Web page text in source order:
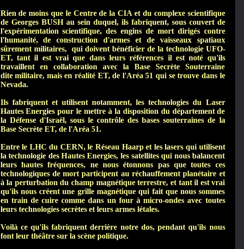
Rien de moins que le Centre de la CIA et du complexe scientifique
de Georges BUSH au sein duquel, ils fabriquent, sous couvert de
l'expérimentation scientifique, des engins de mort dirigés contre
l'humanité, de construction d'armes et de vaisseaux spatiaux
sûrement militaires, qui doivent bénéficier de la technologie UFO-
ET, tant il est vrai que dans leurs références il est noté qu'ils
travaillent en collaboration avec la Base Secrète Souterraine
dite militaire, mais en réalité ET, de l'Aréa 51 qui se trouve dans le
Nevada.
Ils fabriquent et utilisent notamment, les technologies du Laser
Hautes Energies pour le mettre à la disposition du département de
la Défense d'Israël, sous le contrôle des bases souterraines de la
Base Secrète ET, de l'Aréa 51.
Entre le LHC du CERN, le Réseau Haarp et les lasers qui utilisent
la technologie des Hautes Energies, les satellites qui nous balancent
leurs hautes fréquences, ne nous étonnons pas que toutes ces
technologiques de mort participent au réchauffement planétaire et
à la perturbation du champ magnétique terrestre, et tant il est vrai
qu'ils nous créent une grille magnétique qui fait que nous sommes
en train de cuire comme dans un four à micro-ondes avec toutes
leurs technologies secrètes et leurs armes létales.
Voilà ce qu'ils fabriquent derrière notre dos, pendant qu'ils nous
font leur théâtre sur la scène politique.